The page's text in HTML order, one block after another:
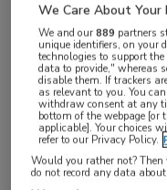
Klonale
Aandachtsgebieden:
Stamceltransplantatie
Tags:
AML,klonale
We Care About Your
We and our889 partners
unique identifiers, on your
technologies to support
data to provide," whereas
disable them. If trackers
as relevant to you. You
withdraw consent at any
bottom of the webpage
applicable]. Your choices
refer to our Privacy Policy.
Would you rather not?
do not record any data